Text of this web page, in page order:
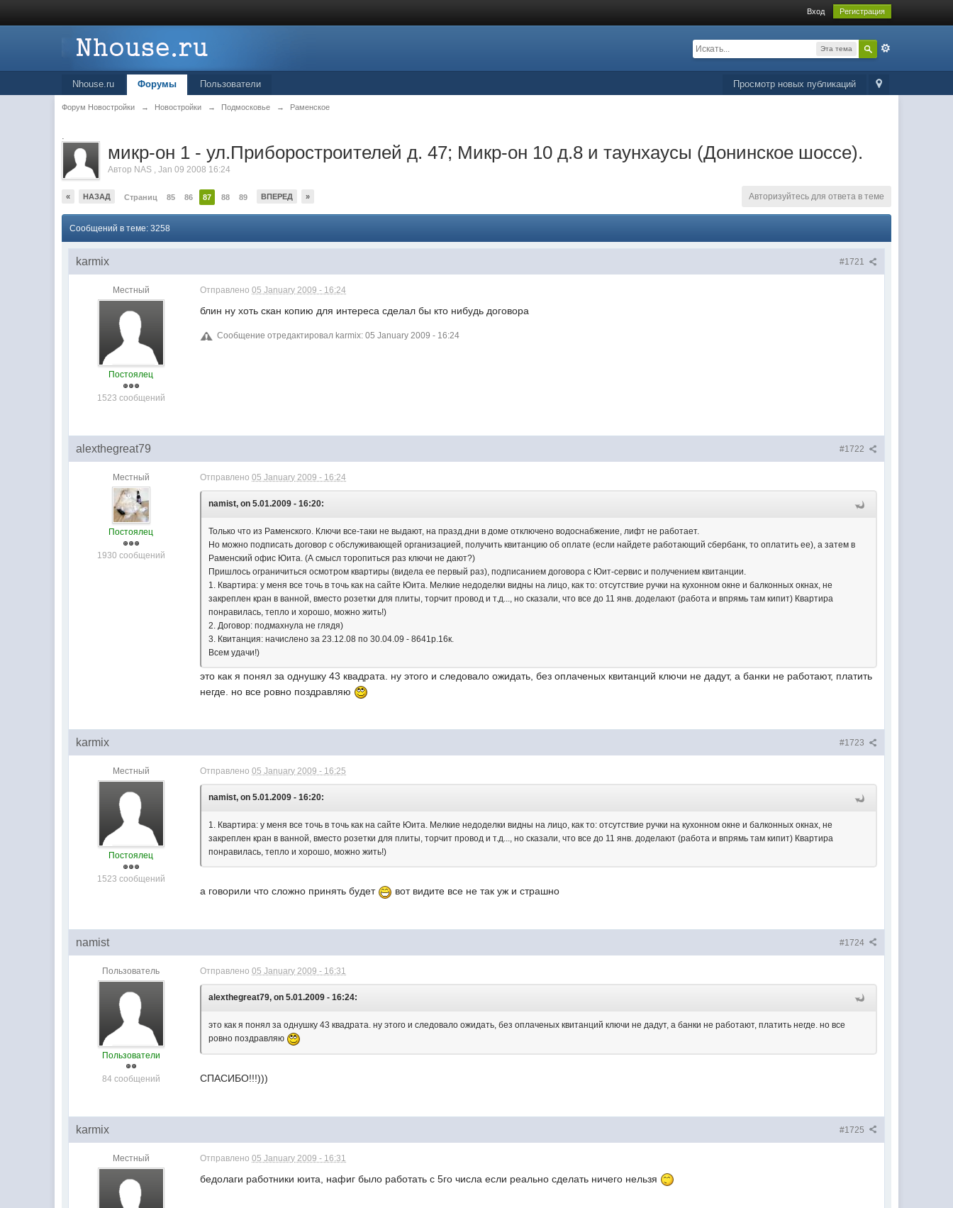
Вход Регистрация
Эта тема
Просмотр новых публикаций
Nhouse.ru Форумы Пользователи
Форум Новостройки → Новостройки → Подмосковье → Раменское
.
микр-он 1 - ул.Приборостроителей д. 47; Микр-он 10 д.8 и таунхаусы (Донинское шоссе).
Автор NAS ,Jan 09 2008 16:24
« НАЗАД Страниц 85 86 87 88 89 ВПЕРЕД » Авторизуйтесь для ответа в теме
Сообщений в теме: 3258
#1721
karmix
Местный
Постоялец
1523 сообщений
Отправлено05 January 2009 - 16:24
блин ну хоть скан копию для интереса сделал бы кто нибудь договора
Сообщение отредактировал karmix: 05 January 2009 - 16:24
#1722
alexthegreat79
Местный
Постоялец
1930 сообщений
Отправлено05 January 2009 - 16:24
namist, on 5.01.2009 - 16:20:
Только что из Раменского. Ключи все-таки не выдают, на празд.дни в доме отключено водоснабжение, лифт не работает.
Но можно подписать договор с обслуживающей организацией, получить квитанцию об оплате (если найдете работающий сбербанк, то оплатить ее), а затем в
Раменский офис Юита. (А смысл торопиться раз ключи не дают?)
Пришлось ограничиться осмотром квартиры (видела ее первый раз), подписанием договора с Юит-сервис и получением квитанции.
1. Квартира: у меня все точь в точь как на сайте Юита. Мелкие недоделки видны на лицо, как то: отсутствие ручки на кухонном окне и балконных окнах, не
закреплен кран в ванной, вместо розетки для плиты, торчит провод и т.д..., но сказали, что все до 11 янв. доделают (работа и впрямь там кипит) Квартира
понравилась, тепло и хорошо, можно жить!)
2. Договор: подмахнула не глядя)
3. Квитанция: начислено за 23.12.08 по 30.04.09 - 8641р.16к.
Всем удачи!)
это как я понял за однушку 43 квадрата. ну этого и следовало ожидать, без оплаченых квитанций ключи не дадут, а банки не работают, платить
негде. но все ровно поздравляю
#1723
karmix
Местный
Постоялец
1523 сообщений
Отправлено05 January 2009 - 16:25
namist, on 5.01.2009 - 16:20:
1. Квартира: у меня все точь в точь как на сайте Юита. Мелкие недоделки видны на лицо, как то: отсутствие ручки на кухонном окне и балконных окнах, не
закреплен кран в ванной, вместо розетки для плиты, торчит провод и т.д..., но сказали, что все до 11 янв. доделают (работа и впрямь там кипит) Квартира
понравилась, тепло и хорошо, можно жить!)
а говорили что сложно принять будет вот видите все не так уж и страшно
#1724
namist
Пользователь
Пользователи
84 сообщений
Отправлено05 January 2009 - 16:31
alexthegreat79, on 5.01.2009 - 16:24:
это как я понял за однушку 43 квадрата. ну этого и следовало ожидать, без оплаченых квитанций ключи не дадут, а банки не работают, платить негде. но все
ровно поздравляю
СПАСИБО!!!)))
#1725
karmix
Местный Отправлено05 January 2009 - 16:31
бедолаги работники юита, нафиг было работать с 5го числа если реально сделать ничего нельзя